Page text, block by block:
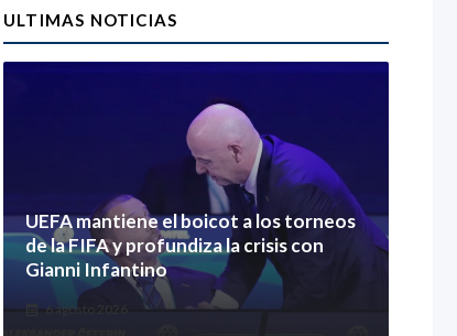
ULTIMAS NOTICIAS
UEFA mantiene el boicot a los torneos
de la FIFA y profundiza la crisis con
Gianni Infantino
6 agosto 2026